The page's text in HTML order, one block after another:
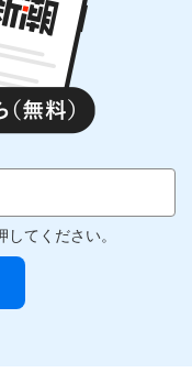
てください。